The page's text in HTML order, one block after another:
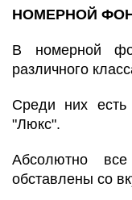
НОМЕРНОЙ
В номерной
различного
Среди них есть
"Люкс".
Абсолютно
обставлены со